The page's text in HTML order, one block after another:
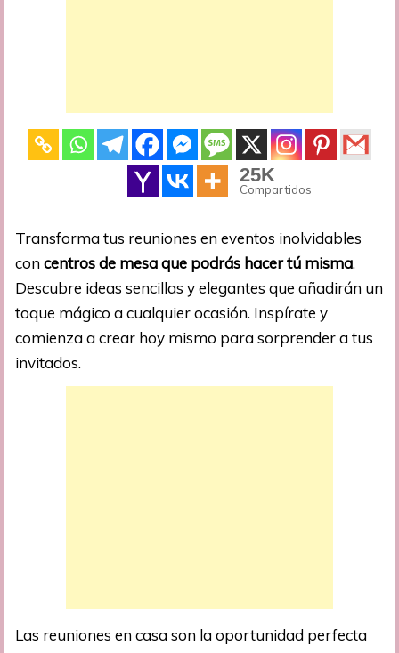
25K
Compartidos
Transforma tus reuniones en eventos inolvidables
concentros de mesa que podrás hacer tú misma.
Descubre ideas sencillas y elegantes que añadirán un
toque mágico a cualquier ocasión. Inspírate y
comienza a crear hoy mismo para sorprender a tus
invitados.
Las reuniones en casa son la oportunidad perfecta